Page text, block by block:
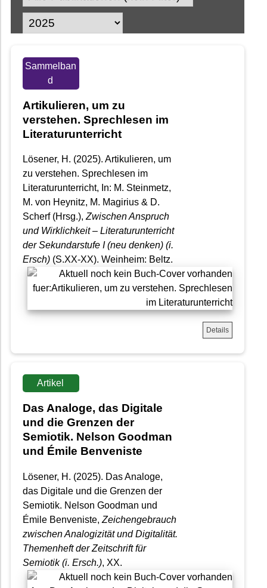
Sammelban
d
Artikulieren, um zu
verstehen. Sprechlesen im
Literaturunterricht
Lösener, H. (2025). Artikulieren, um
zu verstehen. Sprechlesen im
Literaturunterricht, In: M. Steinmetz,
M. von Heynitz, M. Magirius & D.
Scherf (Hrsg.),Zwischen Anspruch
und Wirklichkeit – Literaturunterricht
der Sekundarstufe I (neu denken) (i.
Ersch) (S.XX-XX). Weinheim: Beltz.
Details
Artikel
Das Analoge, das Digitale
und die Grenzen der
Semiotik. Nelson Goodman
und Émile Benveniste
Lösener, H. (2025). Das Analoge,
das Digitale und die Grenzen der
Semiotik. Nelson Goodman und
Émile Benveniste, Zeichengebrauch
zwischen Analogizität und Digitalität.
Themenheft der Zeitschrift für
Semiotik (i. Ersch.), XX.